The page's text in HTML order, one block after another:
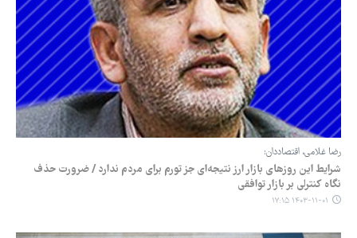
رضا غلامی، اقتصاددان:
شرایط این روزهای بازار ارز نتیجه‌ای جز تورم برای مردم ندارد / ضرورت حذف
نگاه کنترلی بر بازار توافقی
۱۴۰۳-۱۱-۰۱ ۱۷:۱۵